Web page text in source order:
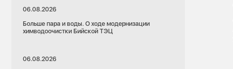
06.08.2026
Больше пара и воды. О ходе модернизации
химводоочистки Бийской ТЭЦ
06.08.2026